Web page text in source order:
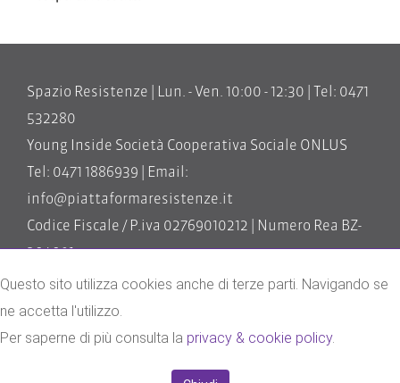
Spazio Resistenze | Lun. - Ven. 10:00 - 12:30 | Tel: 0471
532280
Young Inside Società Cooperativa Sociale ONLUS
Tel: 0471 1886939 | Email:
info@piattaformaresistenze.it
Codice Fiscale / P.iva 02769010212 | Numero Rea BZ-
204091
impressum
privacy & cookie policy
Questo sito utilizza cookies anche di terze parti. Navigando se
ne accetta l'utilizzo.
Per saperne di più consulta la privacy & cookie policy.